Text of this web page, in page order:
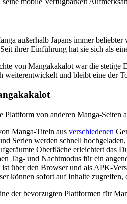
außerhalb Japans immer
ihrer Einführung hat sie sich als
von Mangakakalot war die
und bleibt eine der
Plattform von anderen Manga-
Manga-Titeln aus verschiedenen
Serien werden schnell
Oberfläche erleichtert das
Tag- und Nachtmodus für ein
über den Browser und als APK-
können sofort auf Inhalte zugreifen,
der bevorzugten Plattformen für